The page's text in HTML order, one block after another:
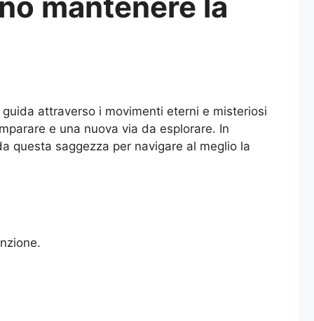
attraverso i movimenti eterni e misteriosi
e una nuova via da esplorare. In
questa saggezza per navigare al meglio la